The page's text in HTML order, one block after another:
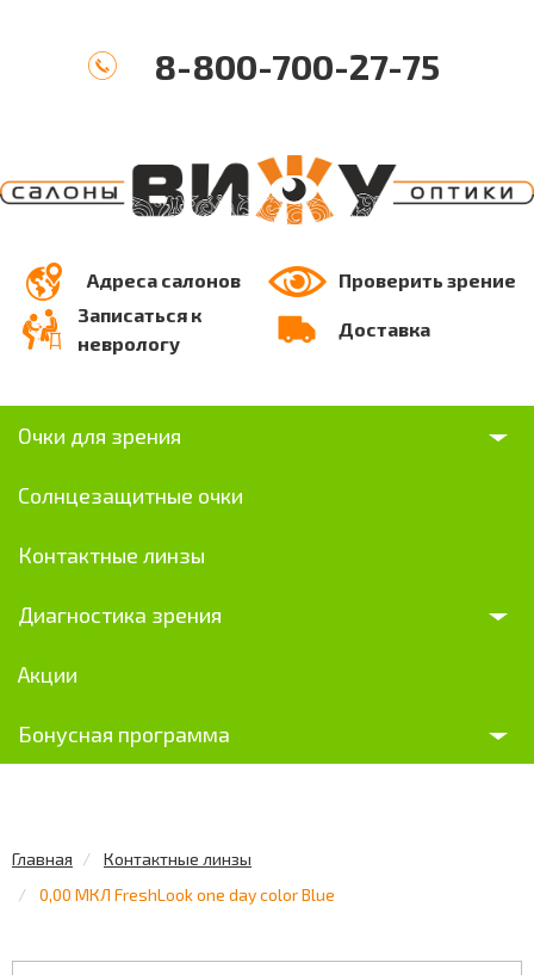
8-800-700-27-75
Адреса салонов
Проверить зрение
Записаться к
неврологу
Доставка
Очки для зрения
Солнцезащитные очки
Контактные линзы
Диагностика зрения
Акции
Бонусная программа
Главная
Контактные линзы
0,00 МКЛ FreshLook one day color Blue